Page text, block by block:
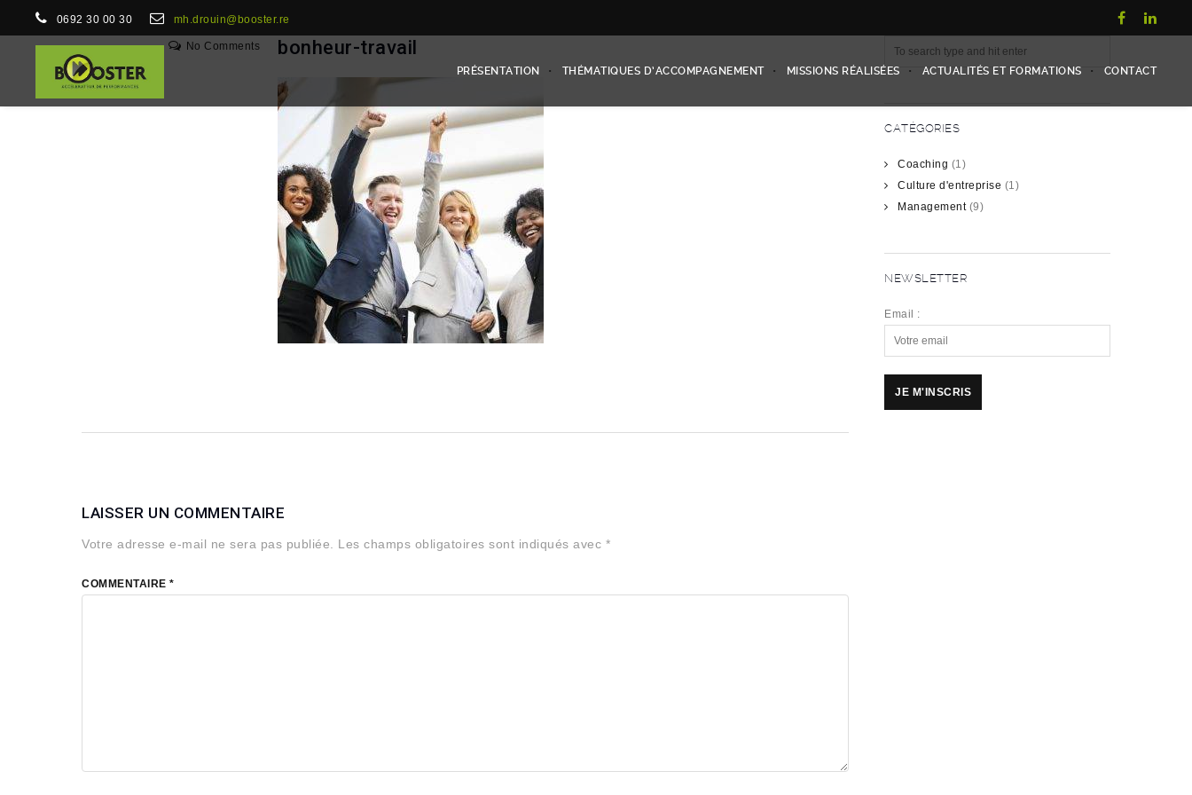
0692 30 00 30 mh.drouin@booster.re
PRÉSENTATION THÉMATIQUES D’ACCOMPAGNEMENT MISSIONS RÉALISÉES ACTUALITÉS ET FORMATIONS CONTACT
No Comments bonheur-travail
LAISSER UN COMMENTAIRE
Votre adresse e-mail ne sera pas publiée. Les champs obligatoires sont indiqués avec *
COMMENTAIRE *
CATÉGORIES
Coaching (1)
Culture d'entreprise (1)
Management(9)
NEWSLETTER
Email :